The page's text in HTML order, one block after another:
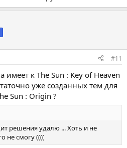
#11
имеет к The Sun : Key of Heaven
уже созданных тем для
Sun : Origin ?
решения удалю ... Хоть и не
не смогу ((((